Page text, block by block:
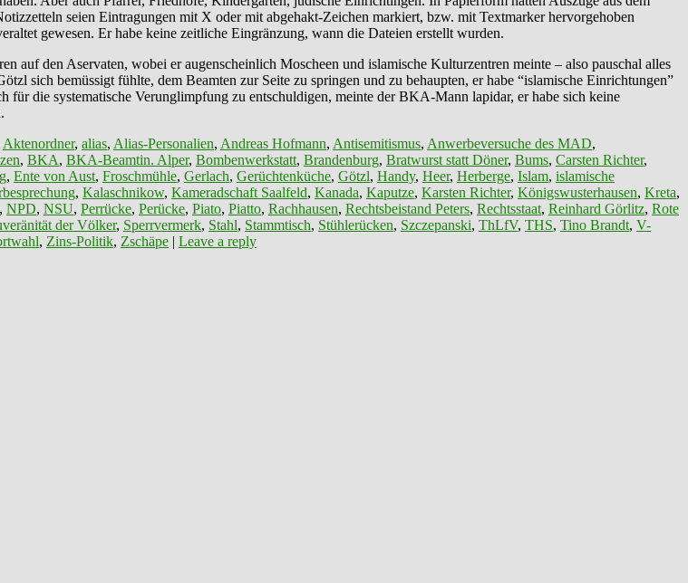
seien Eintragungen mit X oder mit abgehakt-Zeichen markiert, bzw. mit Textmarker hervorgehoben
gewesen. Er habe keine zeitliche Eingränzung, wann die Dateien erstellt wurden.
auf den Aservaten, wobei er augenscheinlich Moscheen und islamische Kulturzentren meinte – also pauschal alles
sich bemüssigt fühlte, dem Beamten zur Seite zu springen und zu behaupten, er habe “islamische Einrichtungen”
die systematische Verunglimpfung zu entschuldigen, meinte der BKA-Mann lapidar, er habe sich keine
Aktenordner, alias, Alias-Personalien, Andreas Hofmann, Antisemitismus, Anwerbeversuche des MAD,
, BKA, BKA-Beamtin. Alper, Bombenwerkstatt, Brandenburg, Bratwurst statt Döner, Bums, Carsten Richter,
, Ente von Aust, Froschmühle, Gerlach, Gerüchtenküche, Götzl, Handy, Heer, Herberge, Islam, islamische
, Kalaschnikow, Kameradschaft Saalfeld, Kanada, Kaputze, Karsten Richter, Königswusterhausen, Kreta,
, NPD, NSU, Perrücke, Perücke, Piato, Piatto, Rachhausen, Rechtsbeistand Peters, Rechtsstaat, Reinhard Görlitz, Rote
der Völker, Sperrvermerk, Stahl, Stammtisch, Stühlerücken, Szczepanski, ThLfV, THS, Tino Brandt, V-
, Zins-Politik, Zschäpe | Leave a reply